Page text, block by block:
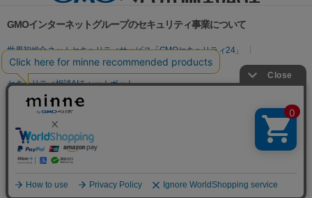
GMOインターネットグループのセキュリティ事業について
世界初総合ネットセキュリティサービス「GMOセキュリティ24」
パスワード漏洩診断
Webサイトリスク診断
セキュリティ相談AIチャットボット
実在証明・盗聴対策
サイバー攻撃対策（GMO Flatt Security）
セキュリティ事業の軌跡